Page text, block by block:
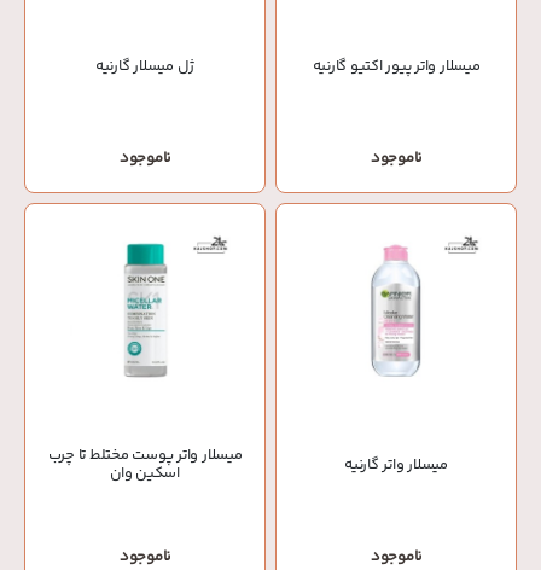
میسلار واتر پیور اکتیو گارنیه
ناموجود
ژل میسلار گارنیه
ناموجود
میسلار واتر گارنیه
ناموجود
میسلار واتر پوست مختلط تا چرب
اسکین وان
ناموجود